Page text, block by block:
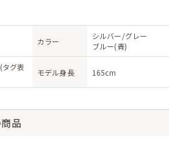
カラー
シルバー/グレー
ブルー(青)
タグ表
モデル身長 165cm
品